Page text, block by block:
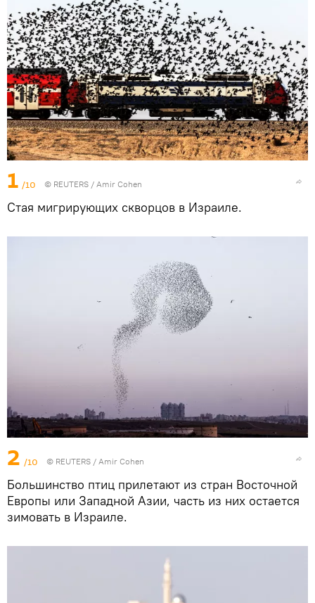
1 /10 © REUTERS / Amir Cohen
Стая мигрирующих скворцов в Израиле.
2 /10 © REUTERS / Amir Cohen
Большинство птиц прилетают из стран Восточной
Европы или Западной Азии, часть из них остается
зимовать в Израиле.